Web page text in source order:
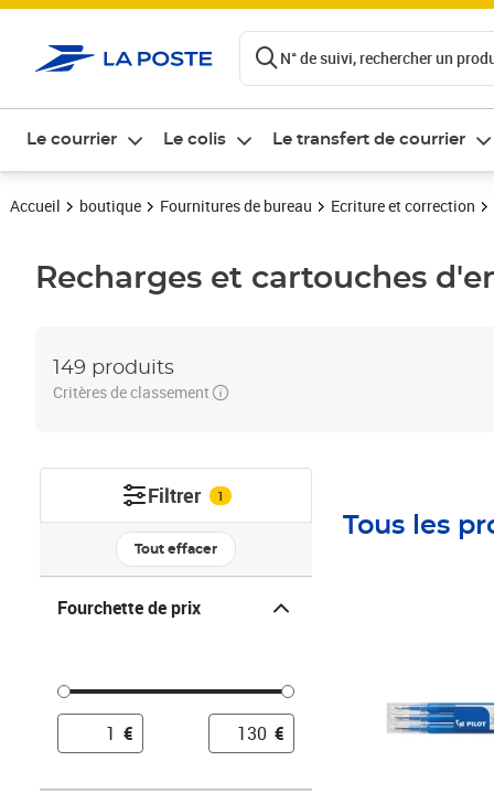
N° de suivi, rechercher un
Le courrier Le colis Le transfert de courrier
Accueil boutique Fournitures de bureau Ecriture et correction
Recharges et cartouches
149 produits
Critères de classement
Filtrer 1
Tout effacer
Fourchette de prix
€ €
Tous les